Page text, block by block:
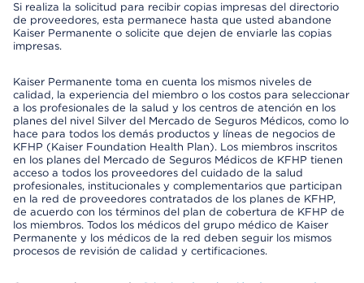
Si realiza la solicitud para recibir copias impresas del directorio
de proveedores, esta permanece hasta que usted abandone
Kaiser Permanente o solicite que dejen de enviarle las copias
impresas.
Kaiser Permanente toma en cuenta los mismos niveles de
calidad, la experiencia del miembro o los costos para seleccionar
a los profesionales de la salud y los centros de atención en los
planes del nivel Silver del Mercado de Seguros Médicos, como lo
hace para todos los demás productos y líneas de negocios de
KFHP (Kaiser Foundation Health Plan). Los miembros inscritos
en los planes del Mercado de Seguros Médicos de KFHP tienen
acceso a todos los proveedores del cuidado de la salud
profesionales, institucionales y complementarios que participan
en la red de proveedores contratados de los planes de KFHP,
de acuerdo con los términos del plan de cobertura de KFHP de
los miembros. Todos los médicos del grupo médico de Kaiser
Permanente y los médicos de la red deben seguir los mismos
procesos de revisión de calidad y certificaciones.